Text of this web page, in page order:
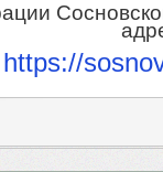
https://